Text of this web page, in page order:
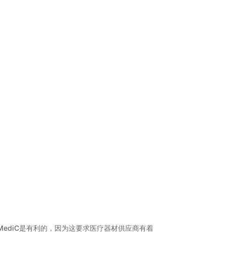
是有利的，因为这要求医疗器材供应商有着